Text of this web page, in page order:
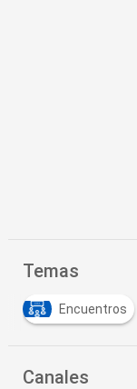
Temas
Encuentros
Canales